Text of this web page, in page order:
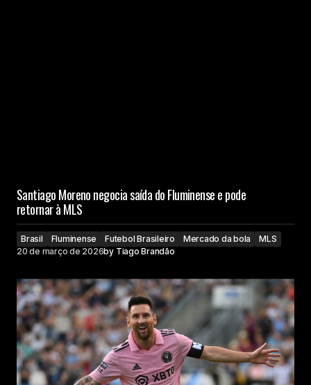
Santiago Moreno negocia saída do Fluminense e pode
retornar à MLS
Brasil Fluminense Futebol Brasileiro Mercado da bola
MLS
20 de março de 2026by Tiago Brandão